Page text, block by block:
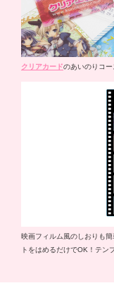
クリアカードのあいのりコ
映画フィルム風のしおりも
トをはめるだけでOK！テン